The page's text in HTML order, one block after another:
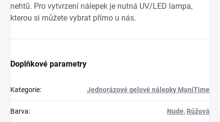
nehtů. Pro vytvrzení nálepek je nutná UV/LED lampa,
kterou si můžete vybrat přímo u nás.
Doplňkové parametry
Kategorie: Jednorázové gelové nálepky ManiTime
Barva: Nude, Růžová